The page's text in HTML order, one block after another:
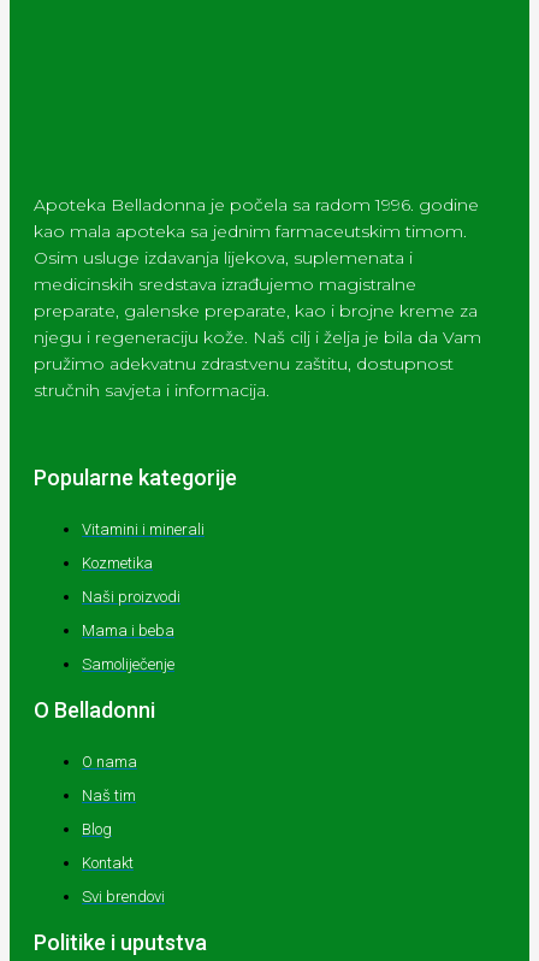
Apoteka Belladonna je počela sa radom 1996. godine
kao mala apoteka sa jednim farmaceutskim timom.
Osim usluge izdavanja lijekova, suplemenata i
medicinskih sredstava izrađujemo magistralne
preparate, galenske preparate, kao i brojne kreme za
njegu i regeneraciju kože. Naš cilj i želja je bila da Vam
pružimo adekvatnu zdrastvenu zaštitu, dostupnost
stručnih savjeta i informacija.
Popularne kategorije
Vitamini i minerali
Kozmetika
Naši proizvodi
Mama i beba
Samoliječenje
O Belladonni
O nama
Naš tim
Blog
Kontakt
Svi brendovi
Politike i uputstva